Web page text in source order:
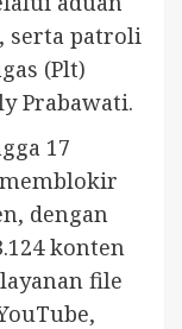
serta patroli
(Plt)
Prabawati.
17
dengan
konten
file